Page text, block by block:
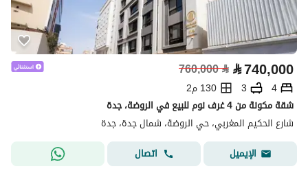
⃁740,000
⃁
760,000
4
3
130 م2
شقة مكونة من 4 غرف نوم للبيع في الروضة، جدة
شارع الحكيم المغربي، حي الروضة، شمال جدة، جدة
الإيميل
اتصال